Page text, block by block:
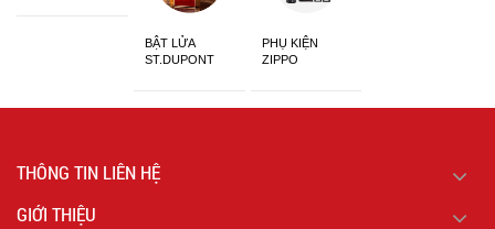
BẬT LỬA
ST.DUPONT
PHỤ KIỆN
ZIPPO
THÔNG TIN LIÊN HỆ
GIỚI THIỆU